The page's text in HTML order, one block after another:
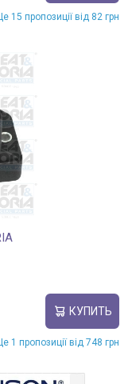
15 пропозиції від 82 грн
КУПИТЬ
1 пропозиції від 748 грн